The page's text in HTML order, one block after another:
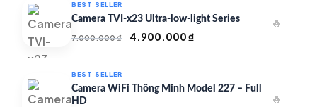
20.000.000 ₫.là:
14.000.000 ₫.
BEST SELLER
Camera TVI-x23 Ultra-low-light Series
7.000.000₫
Giá
7.000.000 ₫.
4.900.000₫
là:
🔥
BEST SELLER
Camera WiFi Thông Minh Model 227 – Full
HD
🔥